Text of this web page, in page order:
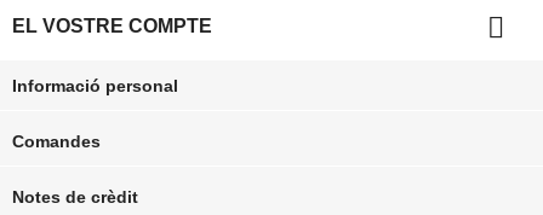
EL VOSTRE COMPTE 
Informació personal
Comandes
Notes de crèdit